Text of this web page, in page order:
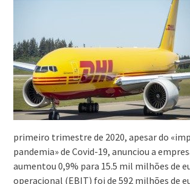
primeiro trimestre de 2020, apesar do
pandemia» de Covid-19, anunciou a
aumentou 0,9% para 15.5 mil milhões de
operacional (EBIT) foi de 592 milhões de